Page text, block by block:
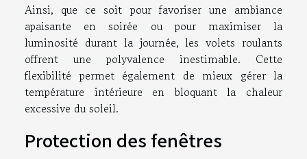
Ainsi, que ce soit pour favoriser une ambiance
apaisante en soirée ou pour maximiser la
luminosité durant la journée, les volets roulants
offrent une polyvalence inestimable. Cette
flexibilité permet également de mieux gérer la
température intérieure en bloquant la chaleur
excessive du soleil.
Protection des fenêtres